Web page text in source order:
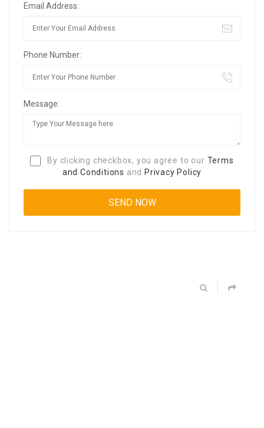
Email Address:
Phone Number:
Message:
By clicking checkbox, you agree to our Terms
and Conditions and Privacy Policy